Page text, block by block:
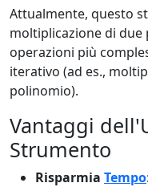
Attualmente, questo
moltiplicazione di due
operazioni più
iterativo (ad es.,
polinomio).
Vantaggi
Strumento
Risparmia Tempo